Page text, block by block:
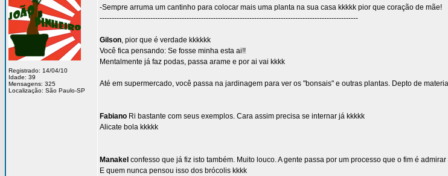
Registrado: 14/04/10
Idade: 39
Mensagens: 325
Localização: São Paulo-SP
-Sempre arruma um cantinho para colocar mais uma planta na sua casa kkkkk pior que coração de mãe!
-----------------------------------------------------------------------------------------------------------
Gilson, pior que é verdade kkkkkk
Você fica pensando: Se fosse minha esta ai!!
Mentalmente já faz podas, passa arame e por ai vai kkkk
Até em supermercado, você passa na jardinagem para ver os "bonsais" e outras plantas. Depto de
Fabiano Ri bastante com seus exemplos. Cara assim precisa se internar já kkkkk
Alicate bola kkkkk
Manakel confesso que já fiz isto também. Muito louco. A gente passa por um processo que o fim é
E quem nunca pensou isso dos brócolis kkkk